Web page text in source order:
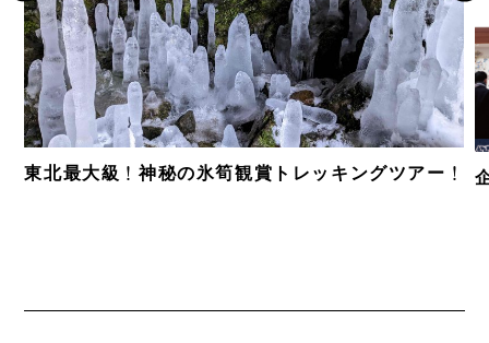
東北最大級！神秘の氷筍観賞トレッキングツアー！